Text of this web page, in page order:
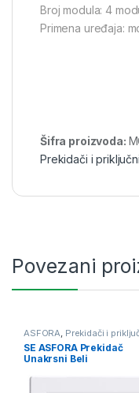
Broj modula: 4
Primena uređaja:
Šifra proizvoda:
Prekidači i
Povezani
ASFORA, Prekidači i
SE ASFORA Prekidač
Unakrsni Beli